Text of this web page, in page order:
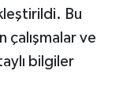
Bu
çalışmalar ve
bilgiler